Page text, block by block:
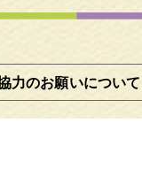
力のお願いについて